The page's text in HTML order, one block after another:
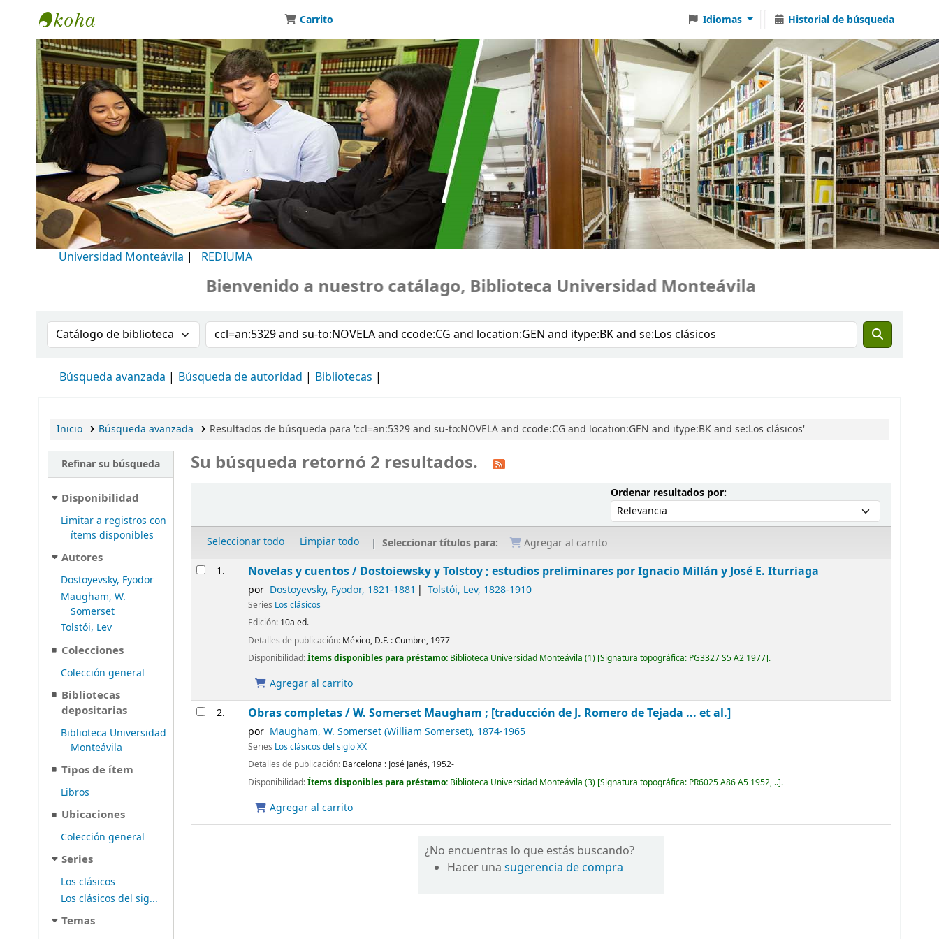
Biblioteca Universidad Monteávila
Carrito Idiomas Historial de búsqueda
Universidad Monteávila | REDIUMA
Bienvenido a nuestro catálago, Biblioteca Universidad Monteávila
Buscar en el catálogo por:Buscar en el catálogo
Búsqueda avanzada Búsqueda de autoridad Bibliotecas
Inicio Búsqueda avanzada Resultados de búsqueda para 'ccl=an:5329 and su-to:NOVELA and ccode:CG and location:GEN and itype:BK and se:Los clásicos'
Refinar su búsqueda
Disponibilidad
Limitar a registros con
ítems disponibles
Autores
Dostoyevsky, Fyodor
Maugham, W.
Somerset
Tolstói, Lev
Colecciones
Colección general
Bibliotecas
depositarias
Biblioteca Universidad
Monteávila
Tipos de ítem
Libros
Ubicaciones
Colección general
Series
Los clásicos
Los clásicos del sig...
Temas
Su búsqueda retornó 2 resultados.
Ordenar resultados por:Ordenar por:
Seleccionar todo Limpiar todo Seleccionar títulos para: Agregar al carrito
Resultados
1. Novelas y cuentos / Dostoiewsky y Tolstoy ; estudios preliminares por Ignacio Millán y José E. Iturriaga
por Dostoyevsky, Fyodor, 1821-1881 Tolstói, Lev, 1828-1910
Series Los clásicos
Edición: 10a ed.
Detalles de publicación: México, D.F. :Cumbre, 1977
Disponibilidad:Ítems disponibles para préstamo: Biblioteca Universidad Monteávila (1) Signatura topográfica: PG3327 S5 A2 1977 .
Agregar al carrito
2. Obras completas /W. Somerset Maugham ; [traducción de J. Romero de Tejada ... et al.]
por Maugham, W. Somerset (William Somerset), 1874-1965
Series Los clásicos del siglo XX
Detalles de publicación: Barcelona : José Janés, 1952-
Disponibilidad:Ítems disponibles para préstamo: Biblioteca Universidad Monteávila (3) Signatura topográfica: PR6025 A86 A5 1952, .. .
Agregar al carrito
¿No encuentras lo que estás buscando?
Hacer unasugerencia de compra